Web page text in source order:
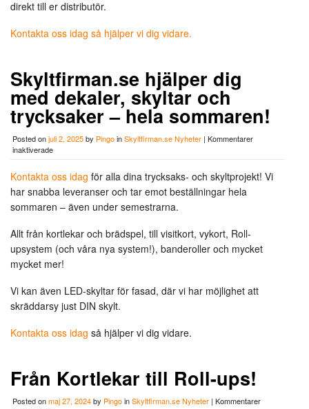
direkt till er distributör.
Kontakta oss idag så hjälper vi dig vidare.
Skyltfirman.se hjälper dig
med dekaler, skyltar och
trycksaker – hela sommaren!
Posted onjuli 2, 2025by PingoinSkyltfirman.se Nyheter | Kommentarer
inaktiveradeför
hjälper
dig
med
dekaler,
trycksaker
–
hela
sommaren!
Kontakta oss idag för alla dina trycksaks- och skyltprojekt! Vi
har snabba leveranser och tar emot beställningar hela
sommaren – även under semestrarna.
Allt från kortlekar och brädspel, till visitkort, vykort, Roll-
upsystem (och våra nya system!), banderoller och mycket
mycket mer!
Vi kan även LED-skyltar för fasad, där vi har möjlighet att
skräddarsy just DIN skylt.
Kontakta oss idag så hjälper vi dig vidare.
Från Kortlekar till Roll-ups!
Posted onmaj 27, 2024by PingoinSkyltfirman.se Nyheter | Kommentarer